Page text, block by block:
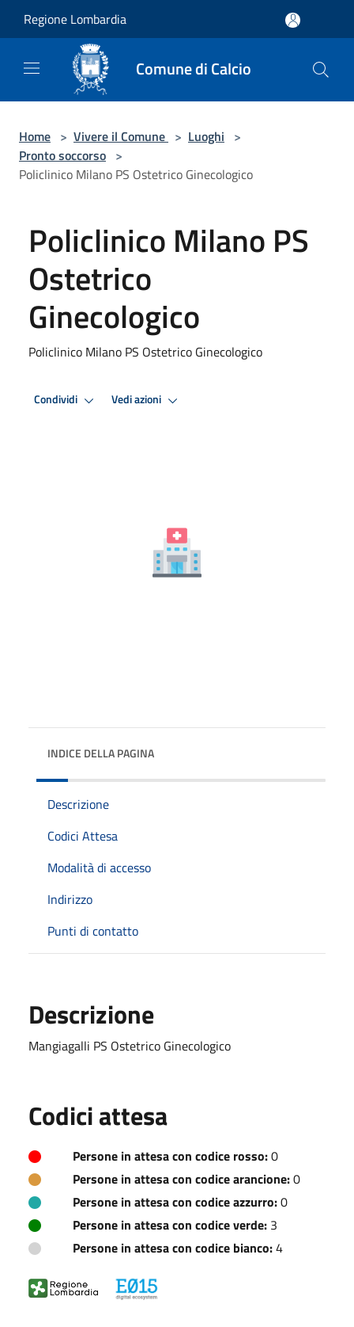
Regione Lombardia
Comune di Calcio
Home > Vivere il Comune > Luoghi >
Pronto soccorso >
Policlinico Milano PS Ostetrico Ginecologico
Policlinico Milano PS
Ostetrico
Ginecologico
Policlinico Milano PS Ostetrico Ginecologico
Condividi Vedi azioni
INDICE DELLA PAGINA
Descrizione
Codici Attesa
Modalità di accesso
Indirizzo
Punti di contatto
Descrizione
Mangiagalli PS Ostetrico Ginecologico
Codici attesa
Persone in attesa con codice rosso:0
Persone in attesa con codice arancione:0
Persone in attesa con codice azzurro:0
Persone in attesa con codice verde: 3
Persone in attesa con codice bianco:4